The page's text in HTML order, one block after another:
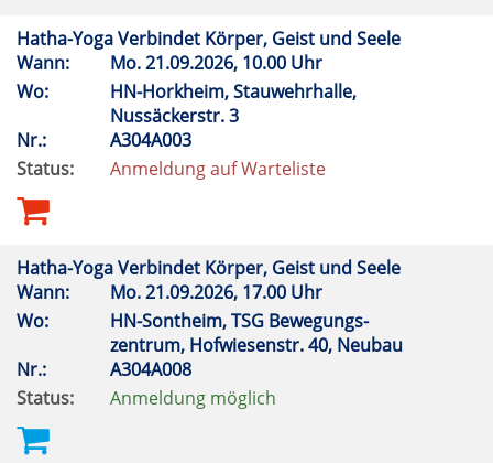
Hatha-Yoga Verbindet Körper, Geist und Seele
Wann:
Mo.21.09.2026, 10.00 Uhr
Wo:
HN-Horkheim, Stauwehrhalle,
Nussäckerstr. 3
Nr.:
A304A003
Status:
Anmeldung auf Warteliste
Hatha-Yoga Verbindet Körper, Geist und Seele
Wann:
Mo.21.09.2026, 17.00 Uhr
Wo:
HN-Sontheim, TSG Bewegungs-
zentrum, Hofwiesenstr. 40, Neubau
Nr.:
A304A008
Status:
Anmeldung möglich